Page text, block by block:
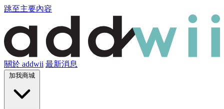
跳至主要內容
關於 addwii 最新消息
加我商城